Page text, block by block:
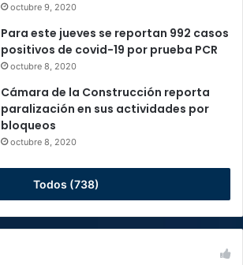
octubre 9, 2020
Para este jueves se reportan 992 casos
positivos de covid-19 por prueba PCR
octubre 8, 2020
Cámara de la Construcción reporta
paralización en sus actividades por
bloqueos
octubre 8, 2020
Todos (738)